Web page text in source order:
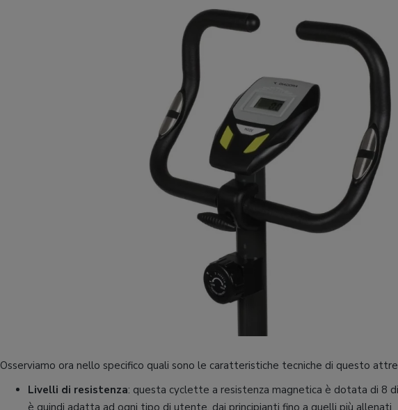
Osserviamo ora nello specifico quali sono le caratteristiche tecniche di questo
Livelli di resistenza: questa cyclette a resistenza magnetica è dotata di 8